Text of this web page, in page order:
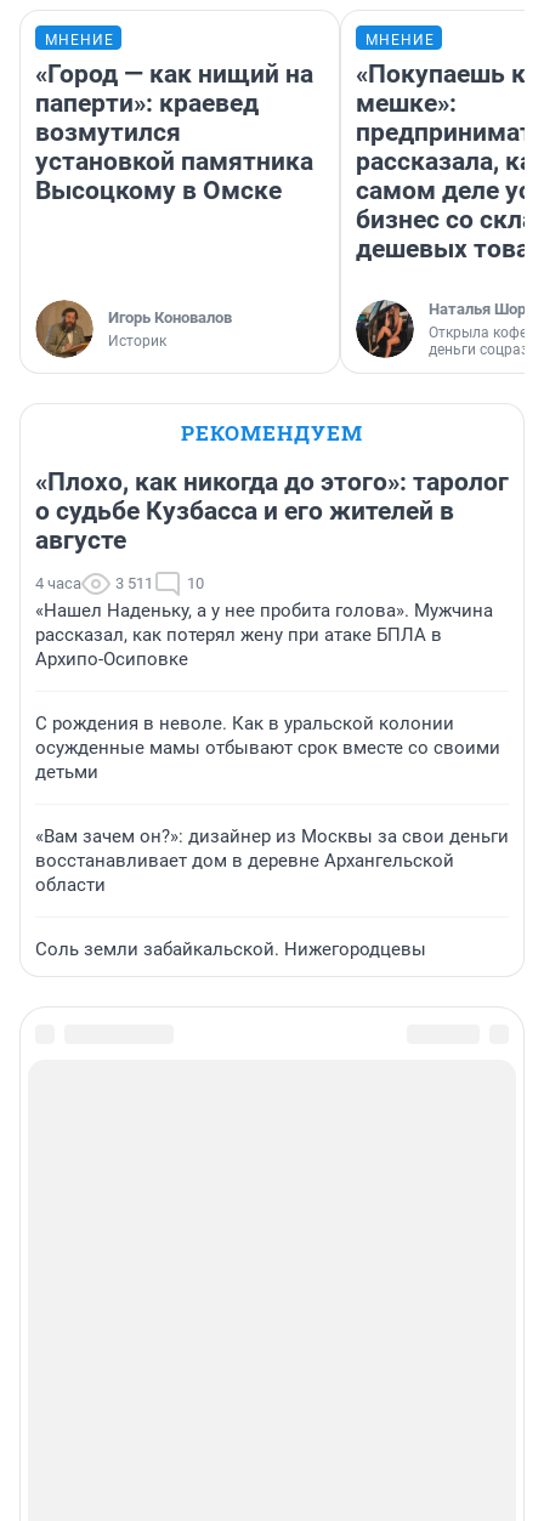
МНЕНИЕ
«Город — как нищий на
паперти»: краевед
возмутился
установкой памятника
Высоцкому в Омске
Игорь Коновалов
Историк
МНЕНИЕ
«Покупаешь
мешке»:
рассказала,
самом деле
бизнес со
дешевых
Наталья
Открыла
деньги
РЕКОМЕНДУЕМ
«Плохо, как никогда до этого»: таролог
о судьбе Кузбасса и его жителей в
августе
4 часа 3 511 10
«Нашел Наденьку, а у нее пробита голова». Мужчина
рассказал, как потерял жену при атаке БПЛА в
Архипо-Осиповке
С рождения в неволе. Как в уральской колонии
осужденные мамы отбывают срок вместе со своими
детьми
«Вам зачем он?»: дизайнер из Москвы за свои деньги
восстанавливает дом в деревне Архангельской
области
Соль земли забайкальской. Нижегородцевы